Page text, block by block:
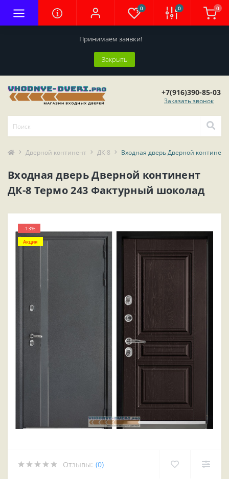
Принимаем заявки!
Закрыть
0 0 0
+7(916)390-85-03
Заказать звонок
Дверной континент ДК-8 Входная дверь Дверной
Входная дверь Дверной континент
ДК-8 Термо 243 Фактурный шоколад
-13%
Акция
Отзывы: (0)